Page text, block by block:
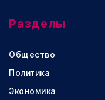
Разделы
Общество
Политика
Экономика